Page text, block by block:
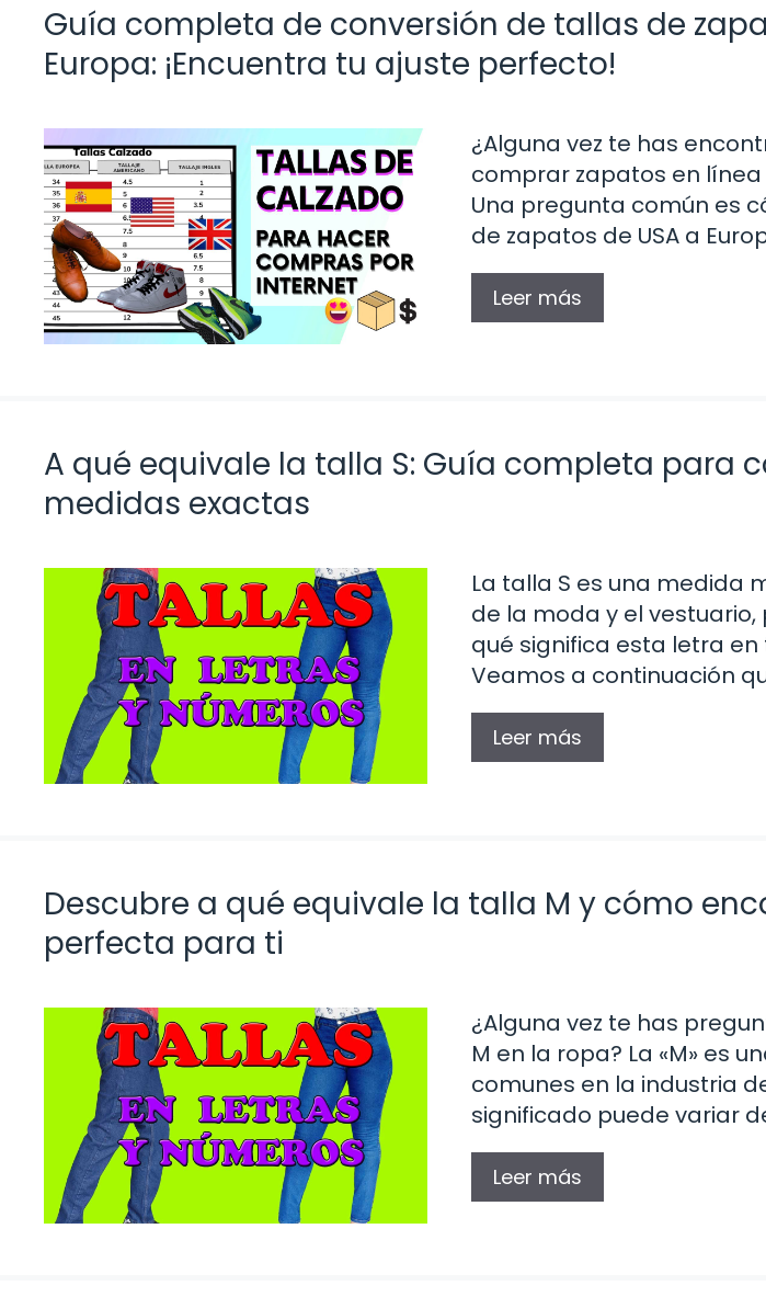
Guía completa de conversión de tallas de
Europa: ¡Encuentra tu ajuste perfecto!
¿Alguna vez te has
comprar zapatos en
Una pregunta común es
de zapatos de USA a
Leer más
A qué equivale la talla S: Guía completa para
medidas exactas
La talla S es una medida
de la moda y el
qué significa esta letra
Veamos a continuación
Leer más
Descubre a qué equivale la talla M y cómo
perfecta para ti
¿Alguna vez te has
M en la ropa? La «M» es
comunes en la industria
significado puede variar
Leer más